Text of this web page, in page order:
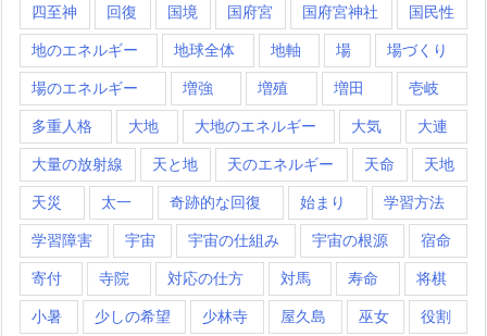
四至神 回復 国境 国府宮 国府宮神社 国民性
地のエネルギー 地球全体 地軸 場 場づくり
場のエネルギー 増強 増殖 増田 壱岐
多重人格 大地 大地のエネルギー 大気 大連
大量の放射線 天と地 天のエネルギー 天命 天地
天災 太一 奇跡的な回復 始まり 学習方法
学習障害 宇宙 宇宙の仕組み 宇宙の根源 宿命
寄付 寺院 対応の仕方 対馬 寿命 将棋
小暑 少しの希望 少林寺 屋久島 巫女 役割